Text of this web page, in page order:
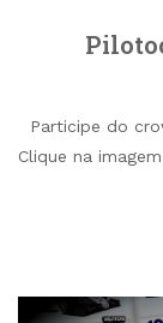
Participe do
Clique na